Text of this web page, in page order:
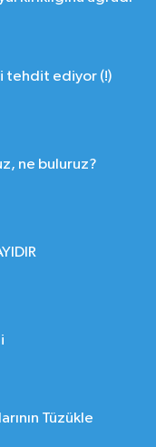
tehdit ediyor (!)
ne buluruz?
Tüzükle